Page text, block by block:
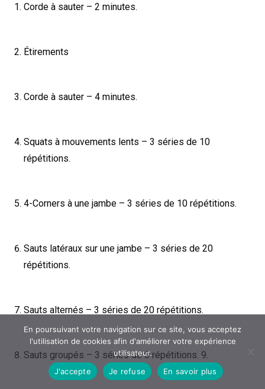
Corde à sauter – 2 minutes.
Étirements
Corde à sauter – 4 minutes.
Squats à mouvements lents – 3 séries de 10
répétitions.
4-Corners à une jambe – 3 séries de 10 répétitions.
Sauts latéraux sur une jambe – 3 séries de 20
répétitions.
Sauts alternés – 3 séries de 20 répétitions.
Sauts groupés – 3 séries de 8 répétitions. 9.
En poursuivant votre navigation sur ce site, vous acceptez
l'utilisation de cookies afin d'améliorer votre expérience
utilisateur.
J'accepte
Je refuse En savoir plus